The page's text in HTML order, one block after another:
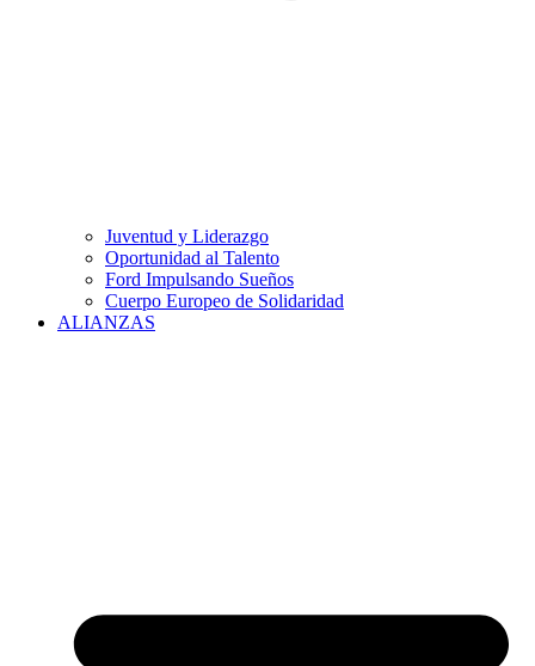
Juventud y Liderazgo
Oportunidad al Talento
Ford Impulsando Sueños
Cuerpo Europeo de Solidaridad
ALIANZAS